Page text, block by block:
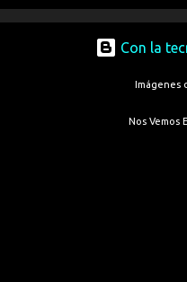
Con la
Imágenes
Nos Vemos